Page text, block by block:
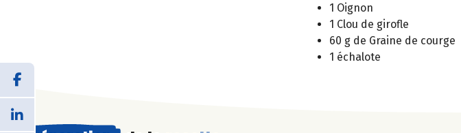
1 Oignon
1 Clou de girofle
60 g de Graine de courge
1 échalote